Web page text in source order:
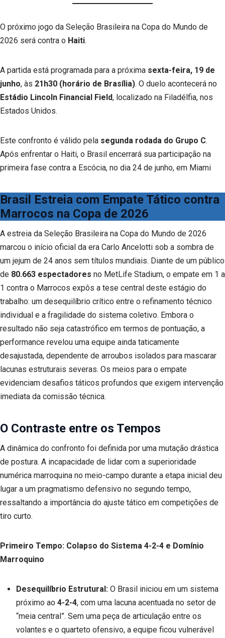
O próximo jogo da Seleção Brasileira na Copa do Mundo de
2026 será contra o Haiti.
A partida está programada para a próxima sexta-feira, 19 de
junho, às 21h30 (horário de Brasília). O duelo acontecerá no
Estádio Lincoln Financial Field, localizado na Filadélfia, nos
Estados Unidos.
Este confronto é válido pela segunda rodada do Grupo C.
Após enfrentar o Haiti, o Brasil encerrará sua participação na
primeira fase contra a Escócia, no dia 24 de junho, em Miami
Brasil Estreia com Empate Tático contra
Marrocos na Copa de 2026
A estreia da Seleção Brasileira na Copa do Mundo de 2026
marcou o início oficial da era Carlo Ancelotti sob a sombra de
um jejum de 24 anos sem títulos mundiais. Diante de um público
de 80.663 espectadores no MetLife Stadium, o empate em 1 a
1 contra o Marrocos expôs a tese central deste estágio do
trabalho: um desequilíbrio crítico entre o refinamento técnico
individual e a fragilidade do sistema coletivo. Embora o
resultado não seja catastrófico em termos de pontuação, a
performance revelou uma equipe ainda taticamente
desajustada, dependente de arroubos isolados para mascarar
lacunas estruturais severas. Os meios para o empate
evidenciam desafios táticos profundos que exigem intervenção
imediata da comissão técnica.
O Contraste entre os Tempos
A dinâmica do confronto foi definida por uma mutação drástica
de postura. A incapacidade de lidar com a superioridade
numérica marroquina no meio-campo durante a etapa inicial deu
lugar a um pragmatismo defensivo no segundo tempo,
ressaltando a importância do ajuste tático em competições de
tiro curto.
Primeiro Tempo: Colapso do Sistema 4-2-4 e Domínio
Marroquino
Desequilíbrio Estrutural: O Brasil iniciou em um sistema
próximo ao 4-2-4, com uma lacuna acentuada no setor de
“meia central”. Sem uma peça de articulação entre os
volantes e o quarteto ofensivo, a equipe ficou vulnerável